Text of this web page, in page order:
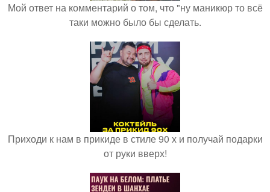
Мой ответ на комментарий о том, что "ну маникюр то всё
таки можно было бы сделать.
Приходи к нам в прикиде в стиле 90 х и получай подарки
от руки вверх!